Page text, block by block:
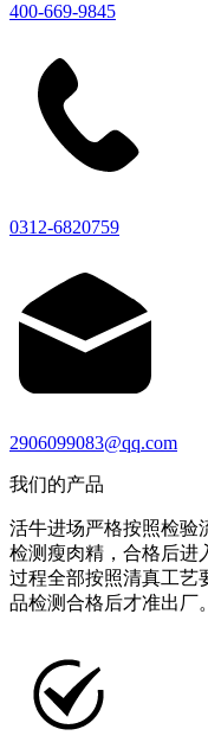
400-669-9845
0312-6820759
2906099083@qq.com
我们的产品
活牛进场严格按照检验
检测瘦肉精，合格后进
过程全部按照清真工艺
品检测合格后才准出厂。